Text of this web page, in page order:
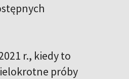
r., kiedy to
próby